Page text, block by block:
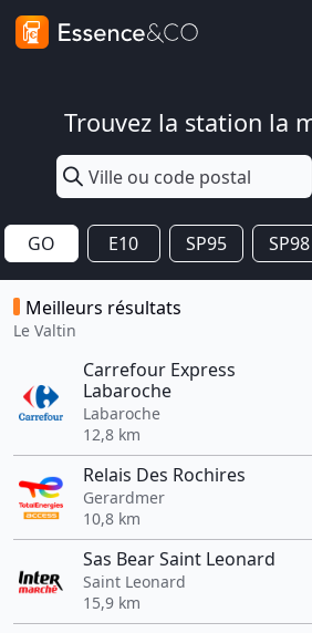
Trouvez la station la
GO E10 SP95 SP98
Meilleurs résultats
Le Valtin
Carrefour Express
Labaroche
Labaroche
12,8 km
Relais Des Rochires
Gerardmer
10,8 km
Sas Bear Saint Leonard
Saint Leonard
15,9 km